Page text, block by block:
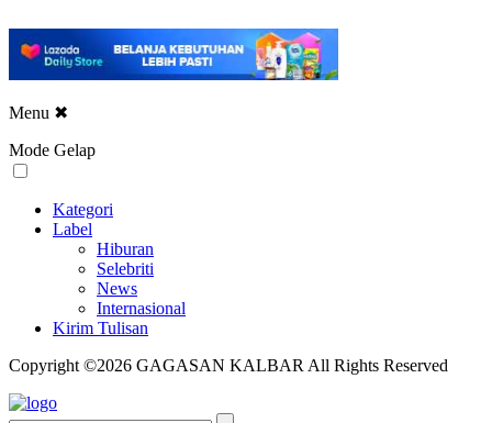
Menu ✖
Mode Gelap
Kategori
Label
Hiburan
Selebriti
News
Internasional
Kirim Tulisan
Copyright ©2026 GAGASAN KALBAR All Rights Reserved